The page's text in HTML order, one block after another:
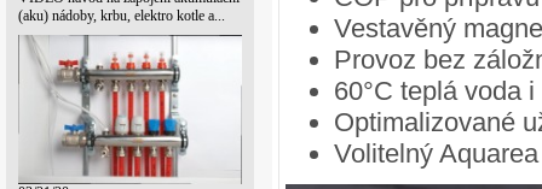
(aku) nádoby, krbu, elektro kotle a...
Vestavěný
Provoz bez
60°C teplá voda
Optimalizované
Volitelný